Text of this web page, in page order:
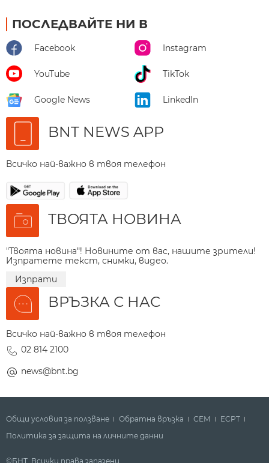
ПОСЛЕДВАЙТЕ НИ В
Facebook Instagram
YouTube TikTok
Google News LinkedIn
BNT NEWS APP
Всичко най-важно в твоя телефон
ТВОЯТА НОВИНА
"Твоята новина"! Новините от вас, нашите зрители!
Изпратете текст, снимки, видео.
Изпрати
ВРЪЗКА С НАС
Всичко най-важно в твоя телефон
02 814 2100
news@bnt.bg
Общи условия за ползване Обратна връзка СЕМ
ECPT
Политика за защита на личните данни
©БНТ. Всички права запазени